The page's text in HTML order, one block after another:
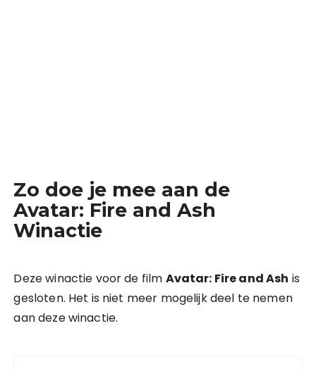
Zo doe je mee aan de
Avatar: Fire and Ash
Winactie
Deze winactie voor de film Avatar: Fire and Ash is
gesloten. Het is niet meer mogelijk deel te nemen
aan deze winactie.